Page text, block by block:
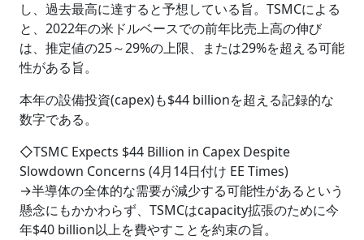
し、過去最高に達すると予想している旨。TSMCによる
と、2022年の米ドルベースでの前年比売上高の伸び
は、推定値の25～29%の上限、または29%を超える可能
性がある旨。
本年の設備投資(capex)も$44 billionを超える記録的な
数字である。
◇TSMC Expects $44 Billion in Capex Despite
Slowdown Concerns (4月14日付け EE Times)
→半導体の全体的な需要が減少する可能性があるという
懸念にもかかわらず、TSMCはcapacity拡張のために今
年$40 billion以上を費やすことを約束の旨。